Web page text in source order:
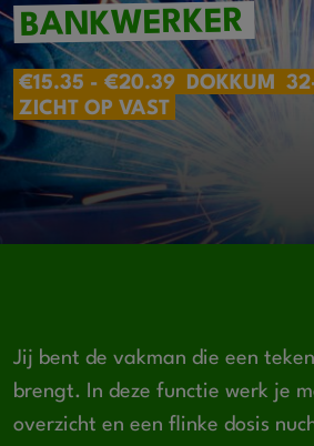
BANKWERKER
€15.35 - €20.39 DOKKUM
ZICHT OP VAST
Jij bent de vakman die een
brengt. In deze functie werk je
overzicht en een flinke dosis